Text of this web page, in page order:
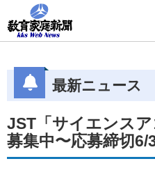
最新ニュース
JST「サイエンス
募集中〜応募締切6/